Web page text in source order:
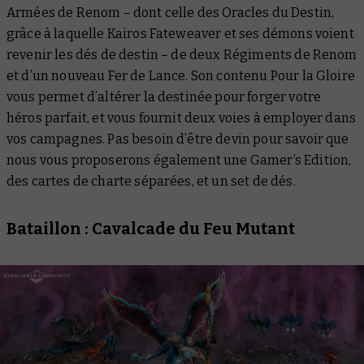
Armées de Renom – dont celle des Oracles du Destin,
grâce à laquelle Kairos Fateweaver et ses démons voient
revenir les dés de destin – de deux Régiments de Renom
et d’un nouveau Fer de Lance. Son contenu Pour la Gloire
vous permet d’altérer la destinée pour forger votre
héros parfait, et vous fournit deux voies à employer dans
vos campagnes. Pas besoin d’être devin pour savoir que
nous vous proposerons également une Gamer’s Edition,
des cartes de charte séparées, et un set de dés.
Bataillon : Cavalcade du Feu Mutant